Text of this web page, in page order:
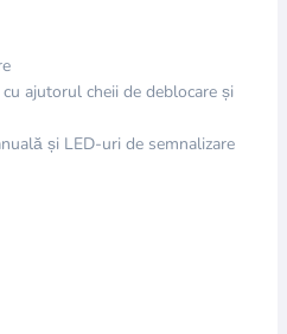
ajutorul cheii de deblocare și
și LED-uri de semnalizare